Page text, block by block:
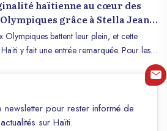
en histoire et en potentiel agricole. Dans
nous explorerons les caractéristiques de
qui en font une région incontournable
Haïti.
haïtienne au cœur des
grâce à Stella Jean
Dodard
Olympiques battent leur plein, et cette
y fait une entrée remarquée. Pour les
haïtiens, ces jeux ne sont pas seulement une
porter haut les couleurs de leur culture et
Et ce, grâce à une collaboration
entre Stella Jean et Philippe Dodard.
pour rester informé de
sur Haïti.